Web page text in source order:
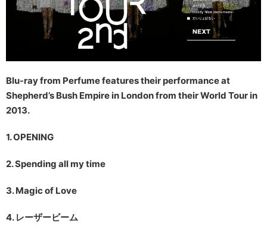
Blu-ray from Perfume features their performance at
Shepherd’s Bush Empire in London from their World Tour in
2013.
1. OPENING
2. Spending all my time
3. Magic of Love
4. レーザービーム